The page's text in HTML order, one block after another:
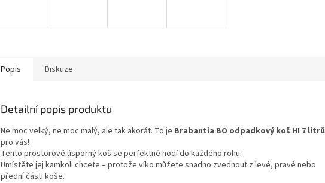
R
A
Popis Diskuze
Detailní popis produktu
Ne moc velký, ne moc malý, ale tak akorát. To je Brabantia BO odpadkový koš HI 7 litrů
pro vás!
Tento prostorově úsporný koš se perfektně hodí do každého rohu.
Umístěte jej kamkoli chcete – protože víko můžete snadno zvednout z levé, pravé nebo
přední části koše.